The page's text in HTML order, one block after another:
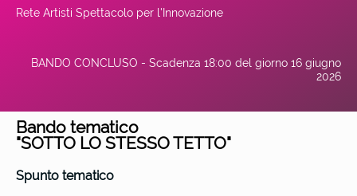
Rete Artisti Spettacolo per l'Innovazione
BANDO CONCLUSO - Scadenza 18:00 del giorno 16 giugno
2026
Bando tematico
"SOTTO LO STESSO TETTO"
Spunto tematico